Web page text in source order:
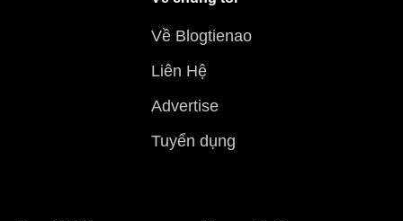
Về Blogtienao
Liên Hệ
Advertise
Tuyển dụng